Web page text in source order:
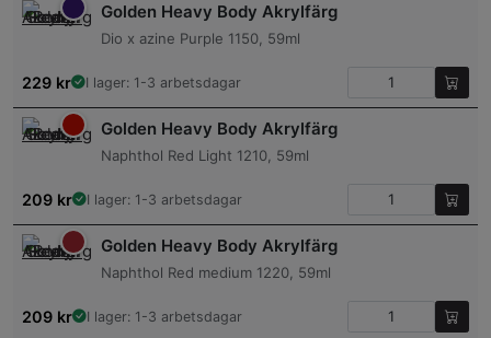
Golden Heavy Body Akrylfärg
Dio x azine Purple 1150, 59ml
229 kr I lager: 1-3 arbetsdagar
Golden Heavy Body Akrylfärg
Naphthol Red Light 1210, 59ml
209 kr I lager: 1-3 arbetsdagar
Golden Heavy Body Akrylfärg
Naphthol Red medium 1220, 59ml
209 kr I lager: 1-3 arbetsdagar